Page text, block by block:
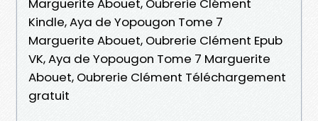
Marguerite Abouet, Oubrerie Clément
Kindle, Aya de Yopougon Tome 7
Marguerite Abouet, Oubrerie Clément Epub
VK, Aya de Yopougon Tome 7 Marguerite
Abouet, Oubrerie Clément Téléchargement
gratuit